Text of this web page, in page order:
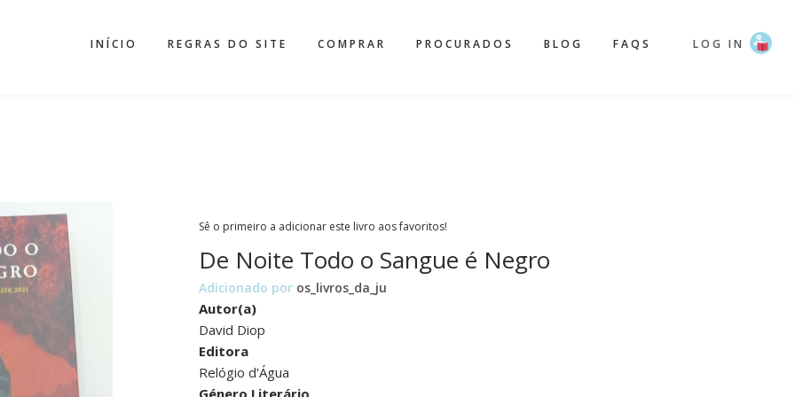
INÍCIO REGRAS DO SITE COMPRAR PROCURADOS BLOG FAQS LOG IN
Sê o primeiro a adicionar este livro aos favoritos!
De Noite Todo o Sangue é Negro
Adicionado por os_livros_da_ju
Autor(a)
David Diop
Editora
Relógio d'Água
Género Literário